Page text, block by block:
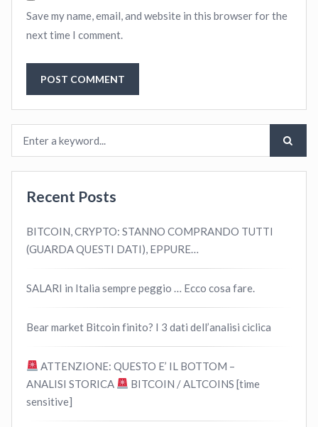
Save my name, email, and website in this browser for the
next time I comment.
Recent Posts
BITCOIN, CRYPTO: STANNO COMPRANDO TUTTI
(GUARDA QUESTI DATI), EPPURE…
SALARI in Italia sempre peggio … Ecco cosa fare.
Bear market Bitcoin finito? I 3 dati dell’analisi ciclica
ATTENZIONE: QUESTO E’ IL BOTTOM –
ANALISI STORICA
BITCOIN / ALTCOINS [time
sensitive]